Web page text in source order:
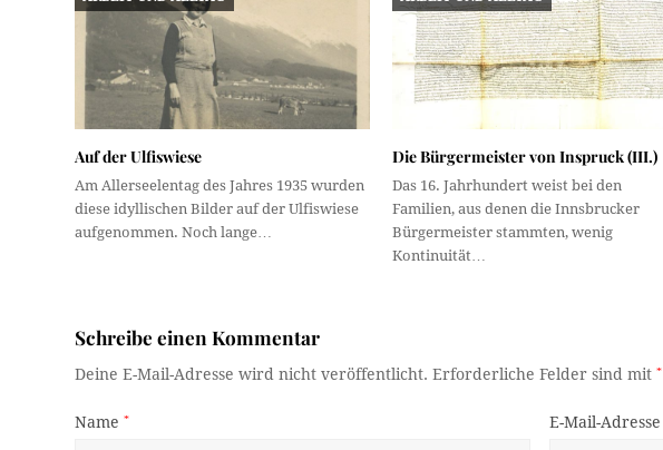
Auf der Ulfiswiese
Am Allerseelentag des Jahres 1935 wurden
diese idyllischen Bilder auf der Ulfiswiese
aufgenommen. Noch lange…
Die Bürgermeister von Inspruck (III.)
Das 16. Jahrhundert weist bei den
Familien, aus denen die Innsbrucker
Bürgermeister stammten, wenig
Kontinuität…
Schreibe einen Kommentar
Deine E-Mail-Adresse wird nicht veröffentlicht. Erforderliche Felder sind mit*
Name* E-Mail-Adresse